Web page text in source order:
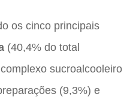
os cinco principais
(40,4% do total
sucroalcooleiro
(9,3%) e